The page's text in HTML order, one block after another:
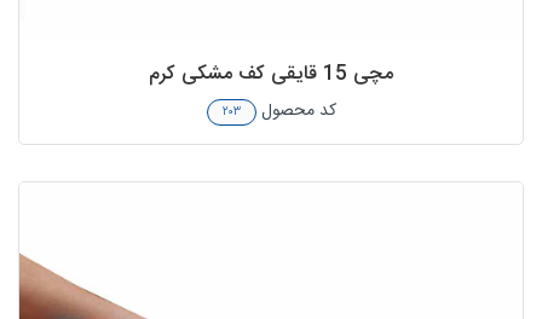
مچی 15 قایقی کف مشکی کرم
کد محصول ۲۰۳